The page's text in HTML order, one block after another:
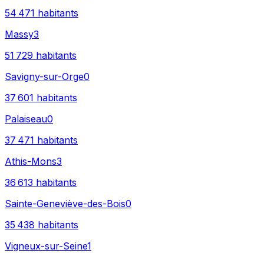
54 471 habitants
Massy3
51 729 habitants
Savigny-sur-Orge0
37 601 habitants
Palaiseau0
37 471 habitants
Athis-Mons3
36 613 habitants
Sainte-Geneviève-des-Bois0
35 438 habitants
Vigneux-sur-Seine1